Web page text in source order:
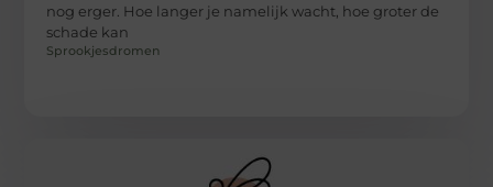
nog erger. Hoe langer je namelijk wacht, hoe groter de
schade kan
Sprookjesdromen